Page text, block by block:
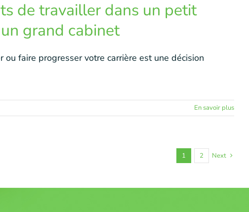
de travailler dans un petit
grand cabinet
faire progresser votre carrière est une décision
En savoir plus
1 2 Next